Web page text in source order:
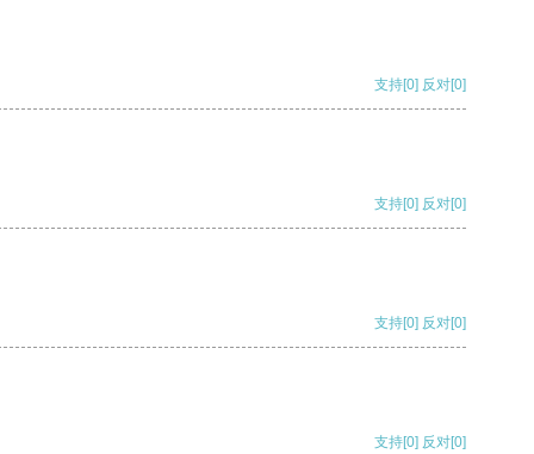
支持[0] 反对[0]
支持[0] 反对[0]
支持[0] 反对[0]
支持[0] 反对[0]